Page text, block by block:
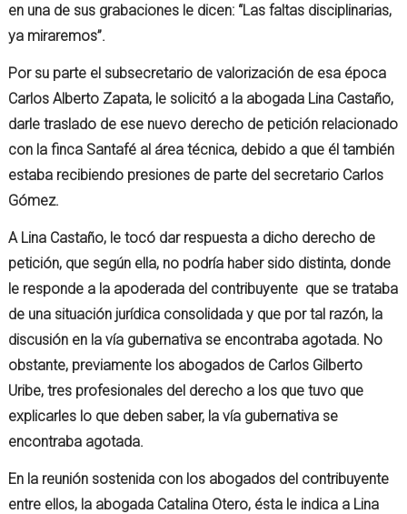
en una de sus grabaciones le dicen: “Las faltas disciplinarias,
ya miraremos”.
Por su parte el subsecretario de valorización de esa época
Carlos Alberto Zapata, le solicitó a la abogada Lina Castaño,
darle traslado de ese nuevo derecho de petición relacionado
con la finca Santafé al área técnica, debido a que él también
estaba recibiendo presiones de parte del secretario Carlos
Gómez.
A Lina Castaño, le tocó dar respuesta a dicho derecho de
petición, que según ella, no podría haber sido distinta, donde
le responde a la apoderada del contribuyente que se trataba
de una situación jurídica consolidada y que por tal razón, la
discusión en la vía gubernativa se encontraba agotada. No
obstante, previamente los abogados de Carlos Gilberto
Uribe, tres profesionales del derecho a los que tuvo que
explicarles lo que deben saber, la vía gubernativa se
encontraba agotada.
En la reunión sostenida con los abogados del contribuyente
entre ellos, la abogada Catalina Otero, ésta le indica a Lina